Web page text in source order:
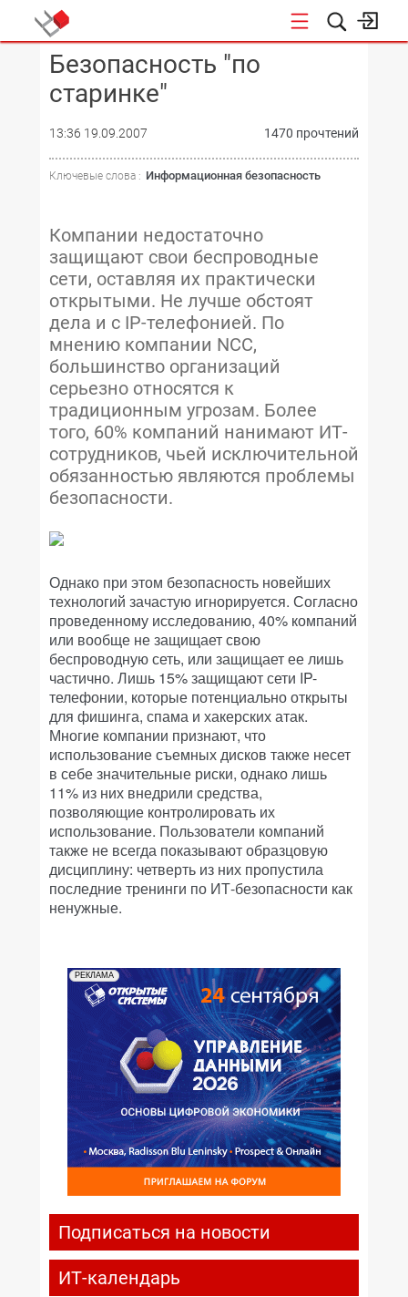
КОНФЕРЕНЦИИ
Безопасность "по
старинке"
13:36 19.09.2007 1470 прочтений
Ключевые слова : Информационная безопасность
Компании недостаточно
защищают свои беспроводные
сети, оставляя их практически
открытыми. Не лучше обстоят
дела и с IP-телефонией. По
мнению компании NCC,
большинство организаций
серьезно относятся к
традиционным угрозам. Более
того, 60% компаний нанимают ИТ-
сотрудников, чьей исключительной
обязанностью являются проблемы
безопасности.
Однако при этом безопасность новейших
технологий зачастую игнорируется. Согласно
проведенному исследованию, 40% компаний
или вообще не защищает свою
беспроводную сеть, или защищает ее лишь
частично. Лишь 15% защищают сети IP-
телефонии, которые потенциально открыты
для фишинга, спама и хакерских атак.
Многие компании признают, что
использование съемных дисков также несет
в себе значительные риски, однако лишь
11% из них внедрили средства,
позволяющие контролировать их
использование. Пользователи компаний
также не всегда показывают образцовую
дисциплину: четверть из них пропустила
последние тренинги по ИТ-безопасности как
ненужные.
РЕКЛАМА
Подписаться на новости
ИТ-календарь